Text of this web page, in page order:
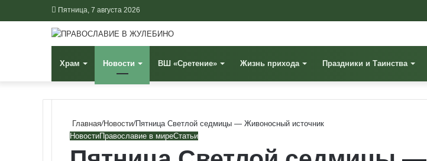
Пятница, 7 августа 2026
Храм Новости ВШ «Сретение» Жизнь прихода Праздники и Таинства
Главная/Новости/Пятница Светлой седмицы — Живоносный источник
НовостиПравославие в миреСтатьи